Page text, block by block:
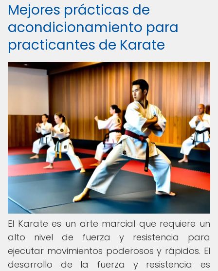
Mejores prácticas de
acondicionamiento para
practicantes de Karate
El Karate es un arte marcial que requiere un
alto nivel de fuerza y resistencia para
ejecutar movimientos poderosos y rápidos. El
desarrollo de la fuerza y resistencia es